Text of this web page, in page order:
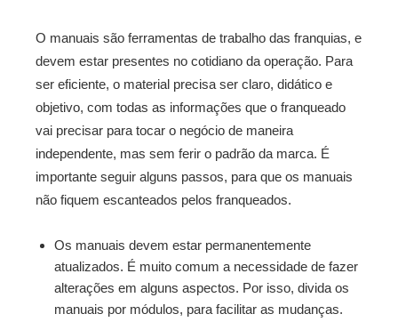
O manuais são ferramentas de trabalho das franquias, e
devem estar presentes no cotidiano da operação. Para
ser eficiente, o material precisa ser claro, didático e
objetivo, com todas as informações que o franqueado
vai precisar para tocar o negócio de maneira
independente, mas sem ferir o padrão da marca. É
importante seguir alguns passos, para que os manuais
não fiquem escanteados pelos franqueados.
Os manuais devem estar permanentemente
atualizados. É muito comum a necessidade de fazer
alterações em alguns aspectos. Por isso, divida os
manuais por módulos, para facilitar as mudanças.